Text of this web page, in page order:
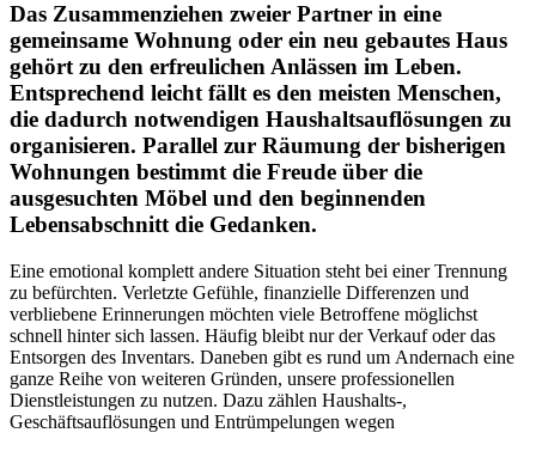
Das Zusammenziehen zweier Partner in eine
gemeinsame Wohnung oder ein neu gebautes Haus
gehört zu den erfreulichen Anlässen im Leben.
Entsprechend leicht fällt es den meisten Menschen,
die dadurch notwendigen Haushaltsauflösungen zu
organisieren. Parallel zur Räumung der bisherigen
Wohnungen bestimmt die Freude über die
ausgesuchten Möbel und den beginnenden
Lebensabschnitt die Gedanken.
Eine emotional komplett andere Situation steht bei einer Trennung
zu befürchten. Verletzte Gefühle, finanzielle Differenzen und
verbliebene Erinnerungen möchten viele Betroffene möglichst
schnell hinter sich lassen. Häufig bleibt nur der Verkauf oder das
Entsorgen des Inventars. Daneben gibt es rund um Andernach eine
ganze Reihe von weiteren Gründen, unsere professionellen
Dienstleistungen zu nutzen. Dazu zählen Haushalts-,
Geschäftsauflösungen und Entrümpelungen wegen